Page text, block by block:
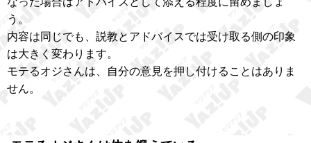
う。
内容は同じでも、説教とアドバイスでは受け取る側の印象
は大きく変わります。
モテるオジさんは、自分の意見を押し付けることはありま
せん。